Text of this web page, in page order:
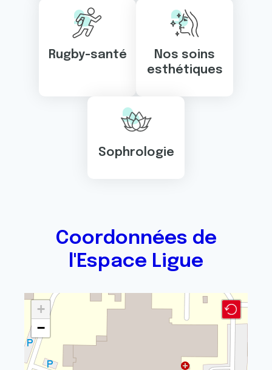
Rugby-santé
Nos soins
esthétiques
Sophrologie
Coordonnées de
l'Espace Ligue
+
−